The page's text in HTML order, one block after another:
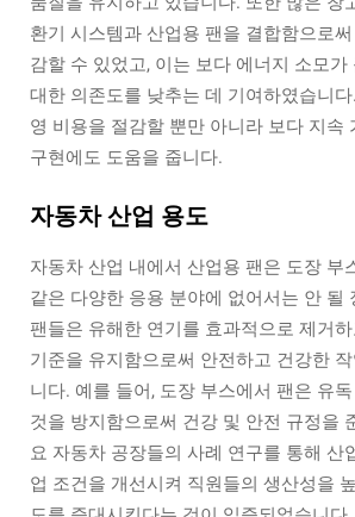
환기 시스템과 산업용 팬을 결합함으로
감할 수 있었고, 이는 보다 에너지 소모가
대한 의존도를 낮추는 데 기여하였습니
영 비용을 절감할 뿐만 아니라 보다 지속
구현에도 도움을 줍니다.
자동차 산업 용도
자동차 산업 내에서 산업용 팬은 도장 부
같은 다양한 응용 분야에 없어서는 안 될
팬들은 유해한 연기를 효과적으로 제거
기준을 유지함으로써 안전하고 건강한
니다. 예를 들어, 도장 부스에서 팬은 유
것을 방지함으로써 건강 및 안전 규정을
요 자동차 공장들의 사례 연구를 통해 산
업 조건을 개선시켜 직원들의 생산성을